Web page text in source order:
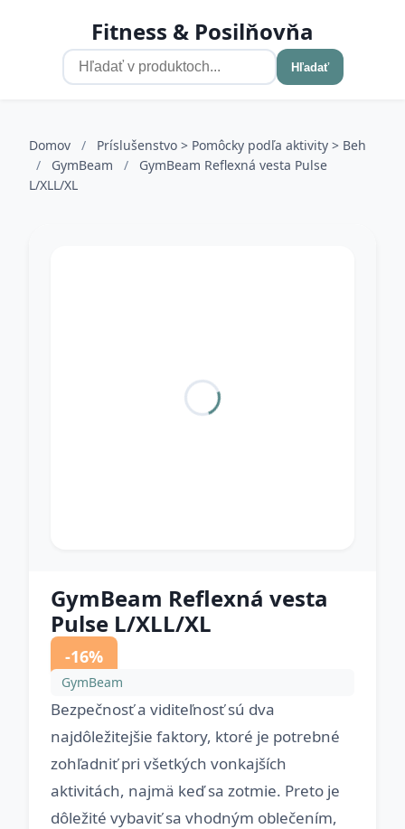
Fitness & Posilňovňa
Hľadať
Domov /
Príslušenstvo > Pomôcky podľa aktivity > Beh
/
GymBeam /
GymBeam Reflexná vesta Pulse
L/XLL/XL
GymBeam Reflexná vesta
Pulse L/XLL/XL
-16%
GymBeam
Bezpečnosť a viditeľnosť sú dva
najdôležitejšie faktory, ktoré je potrebné
zohľadniť pri všetkých vonkajších
aktivitách, najmä keď sa zotmie. Preto je
dôležité vybaviť sa vhodným oblečením,